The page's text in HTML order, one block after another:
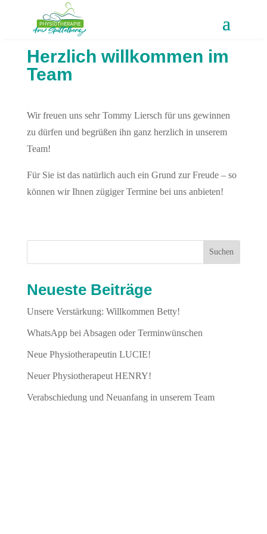
Herzlich willkommen im
Team
Wir freuen uns sehr Tommy Liersch für uns gewinnen
zu dürfen und begrüßen ihn ganz herzlich in unserem
Team!
Für Sie ist das natürlich auch ein Grund zur Freude – so
können wir Ihnen zügiger Termine bei uns anbieten!
Suchen
Neueste Beiträge
Unsere Verstärkung: Willkommen Betty!
WhatsApp bei Absagen oder Terminwünschen
Neue Physiotherapeutin LUCIE!
Neuer Physiotherapeut HENRY!
Verabschiedung und Neuanfang in unserem Team